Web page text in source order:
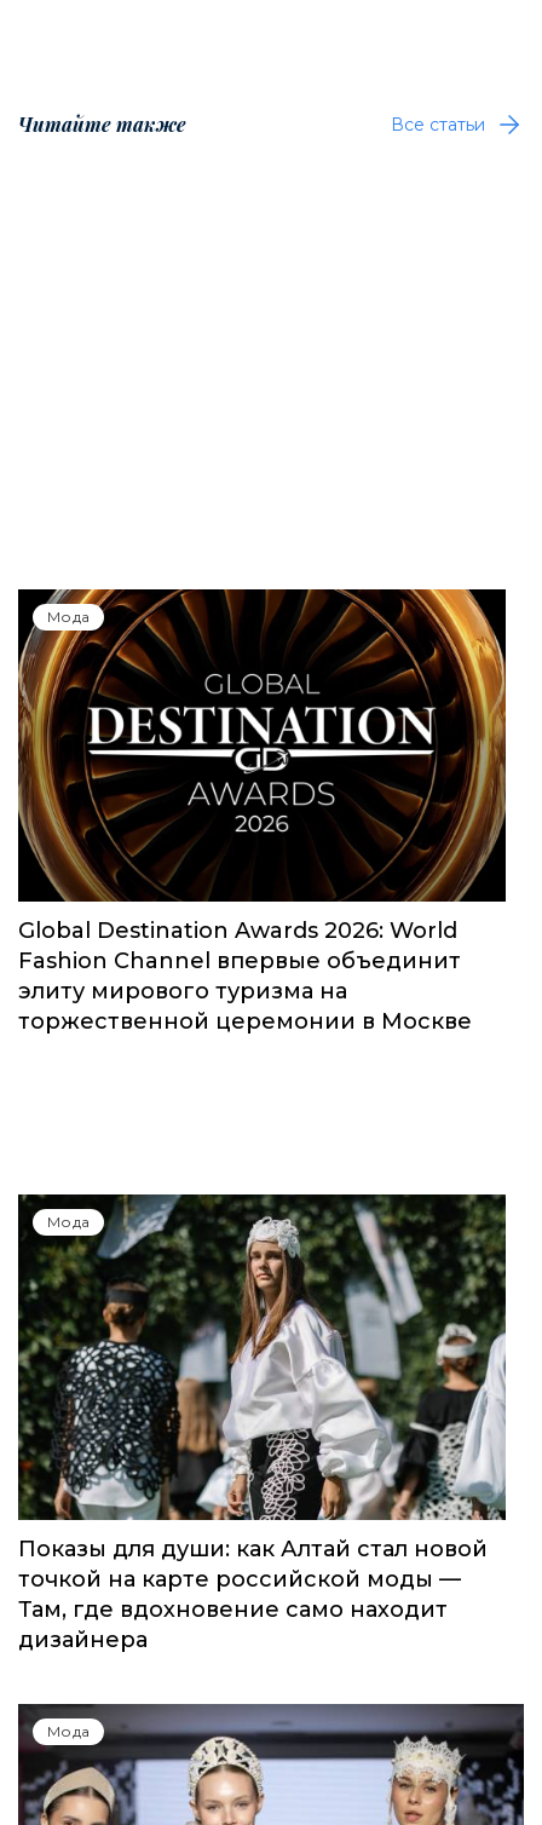
Читайте также Все статьи
Мода
Global Destination Awards 2026: World
Fashion Channel впервые объединит
элиту мирового туризма на
торжественной церемонии в Москве
Мода
Показы для души: как Алтай стал новой
точкой на карте российской моды —
Там, где вдохновение само находит
дизайнера
Мода